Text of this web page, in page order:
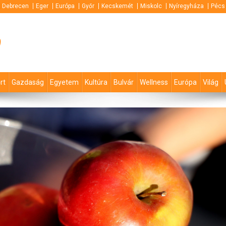
Debrecen Eger Európa Győr Kecskemét Miskolc Nyíregyháza Pécs
Gazdaság Egyetem Kultúra Bulvár Wellness Európa Világ